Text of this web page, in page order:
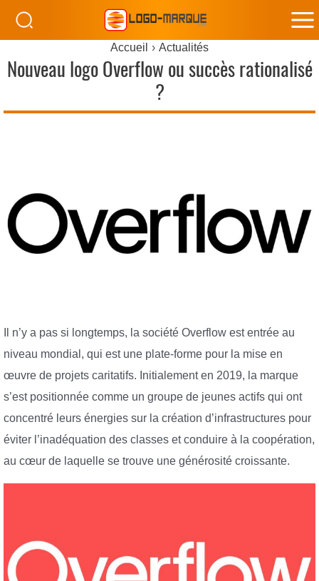
Accueil Actualités
Nouveau logo Overflow ou succès rationalisé
?
Il n’y a pas si longtemps, la société Overflow est entrée au
niveau mondial, qui est une plate-forme pour la mise en
œuvre de projets caritatifs. Initialement en 2019, la marque
s’est positionnée comme un groupe de jeunes actifs qui ont
concentré leurs énergies sur la création d’infrastructures pour
éviter l’inadéquation des classes et conduire à la coopération,
au cœur de laquelle se trouve une générosité croissante.